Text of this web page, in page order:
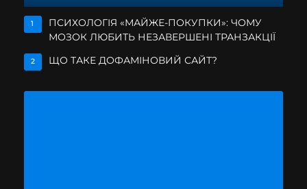
1
ПСИХОЛОГІЯ «МАЙЖЕ-ПОКУПКИ»: ЧОМУ
МОЗОК ЛЮБИТЬ НЕЗАВЕРШЕНІ ТРАНЗАКЦІЇ
2 ЩО ТАКЕ ДОФАМІНОВИЙ САЙТ?